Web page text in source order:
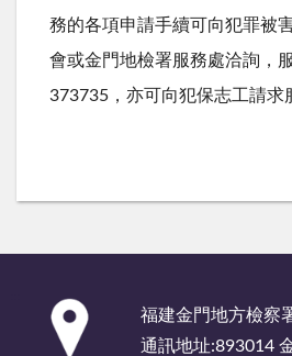
務的各項申請手續可向犯罪被
會或金門地檢署服務處洽詢，
373735，亦可向犯保志工請求
福建金門地方檢
通訊地址:893014